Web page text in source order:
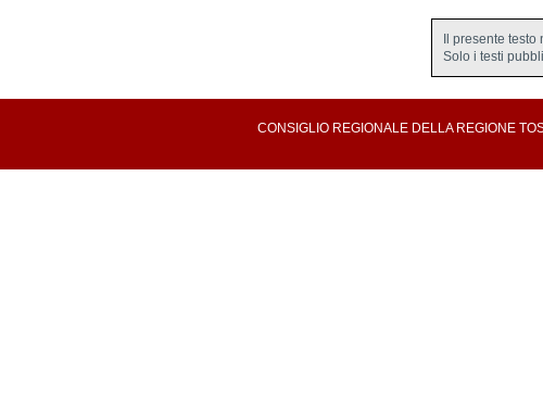
Il presente testo
Solo i testi
CONSIGLIO REGIONALE DELLA REGIONE